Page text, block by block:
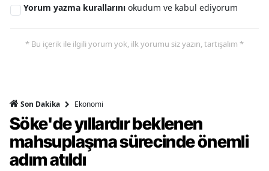
Yorum yazma kurallarını okudum ve kabul ediyorum
* Bu içerik ile ilgili yorum yok, ilk yorumu siz yazın, tartışalım *
Son Dakika Ekonomi
Söke'de yıllardır beklenen
mahsuplaşma sürecinde önemli
adım atıldı